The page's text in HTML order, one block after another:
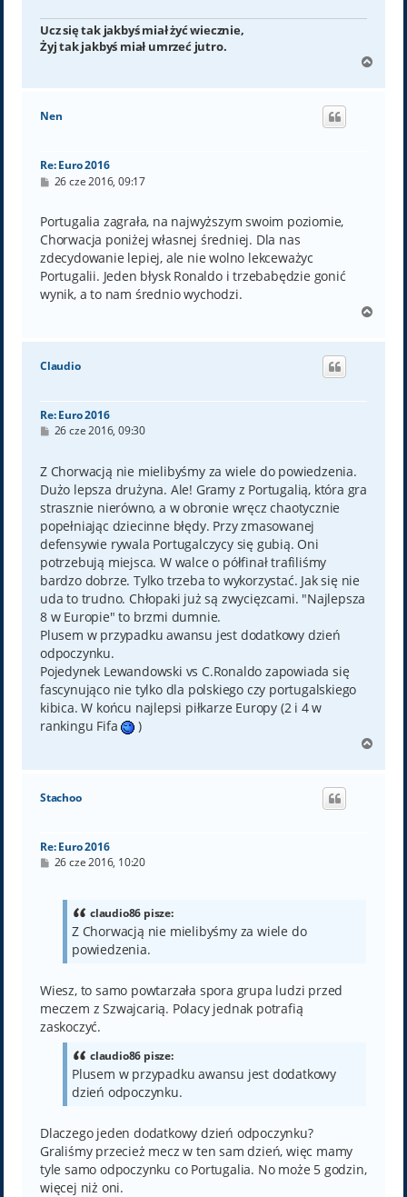
Ucz się tak jakbyś miał żyć wiecznie,
Żyj tak jakbyś miał umrzeć jutro.
g
Nen
Re: Euro 2016
P
t
26 cze 2016, 09:17
Portugalia zagrała, na najwyższym swoim poziomie,
Chorwacja poniżej własnej średniej. Dla nas
zdecydowanie lepiej, ale nie wolno lekceważyc
Portugalii. Jeden błysk Ronaldo i trzebabędzie gonić
wynik, a to nam średnio wychodzi.
g
Claudio
Re: Euro 2016
P
t
26 cze 2016, 09:30
Z Chorwacją nie mielibyśmy za wiele do powiedzenia.
Dużo lepsza drużyna. Ale! Gramy z Portugalią, która gra
strasznie nierówno, a w obronie wręcz chaotycznie
popełniając dziecinne błędy. Przy zmasowanej
defensywie rywala Portugalczycy się gubią. Oni
potrzebują miejsca. W walce o półfinał trafiliśmy
bardzo dobrze. Tylko trzeba to wykorzystać. Jak się nie
uda to trudno. Chłopaki już są zwycięzcami. "Najlepsza
8 w Europie" to brzmi dumnie.
Plusem w przypadku awansu jest dodatkowy dzień
odpoczynku.
Pojedynek Lewandowski vs C.Ronaldo zapowiada się
fascynująco nie tylko dla polskiego czy portugalskiego
kibica. W końcu najlepsi piłkarze Europy (2 i 4 w
rankingu Fifa
)
g
Stachoo
Re: Euro 2016
P26 cze 2016, 10:20
claudio86 pisze:
Z Chorwacją nie mielibyśmy za wiele do
powiedzenia.
Wiesz, to samo powtarzała spora grupa ludzi przed
meczem z Szwajcarią. Polacy jednak potrafią
zaskoczyć.
claudio86 pisze:
Plusem w przypadku awansu jest dodatkowy
dzień odpoczynku.
Dlaczego jeden dodatkowy dzień odpoczynku?
Graliśmy przecież mecz w ten sam dzień, więc mamy
tyle samo odpoczynku co Portugalia. No może 5 godzin,
więcej niż oni.